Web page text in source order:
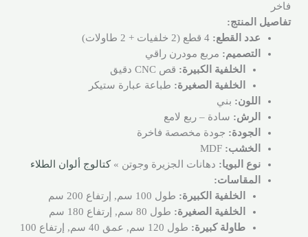
فاخر
تفاصيل المنتج:
عدد القطع:
التصميم: مربع مودرن راقي
الخلفية الكبيرة: قص CNC دقيق
الخلفية الصغيرة: طباعة عبارة ستيكر
اللون: بني
الرش: سادة – ربع لامع
الجودة: جودة مخصصة فاخرة
الخشب:
نوع البويا: دهانات الجزيرة وجوتن »كتالوج ألوان الطلاء
المقاسات:
الخلفية الكبيرة: طول 100 سم, إرتفاع 200 سم
الخلفية الصغيرة: طول 80 سم, إرتفاع 180 سم
طاولة كبيرة:
طول 120 سم, عمق 40 سم, إرتفاع 100